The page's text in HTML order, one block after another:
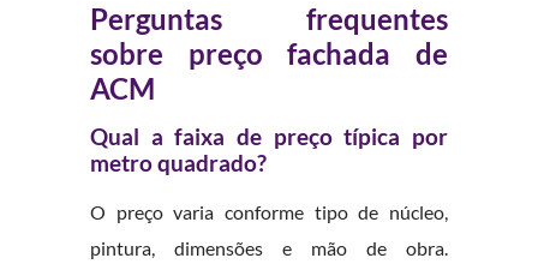
Perguntas frequentes
sobre preço fachada de
ACM
Qual a faixa de preço típica por
metro quadrado?
O preço varia conforme tipo de núcleo,
pintura, dimensões e mão de obra.